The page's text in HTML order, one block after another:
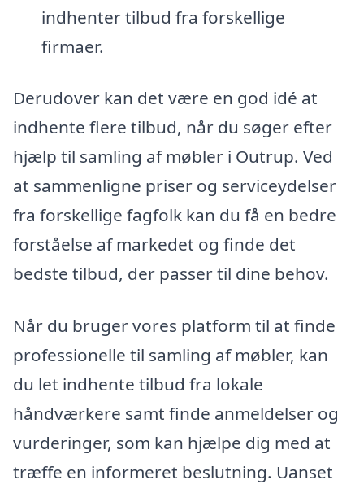
indhenter tilbud fra forskellige
firmaer.
Derudover kan det være en god idé at
indhente flere tilbud, når du søger efter
hjælp til samling af møbler i Outrup. Ved
at sammenligne priser og serviceydelser
fra forskellige fagfolk kan du få en bedre
forståelse af markedet og finde det
bedste tilbud, der passer til dine behov.
Når du bruger vores platform til at finde
professionelle til samling af møbler, kan
du let indhente tilbud fra lokale
håndværkere samt finde anmeldelser og
vurderinger, som kan hjælpe dig med at
træffe en informeret beslutning. Uanset